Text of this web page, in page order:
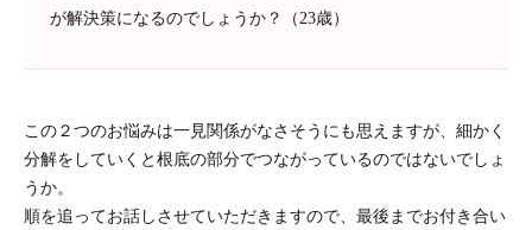
が解決策になるのでしょうか？（23歳）
この２つのお悩みは一見関係がなさそうにも思えますが、細かく
分解をしていくと根底の部分でつながっているのではないでしょ
うか。
順を追ってお話しさせていただきますので、最後までお付き合い